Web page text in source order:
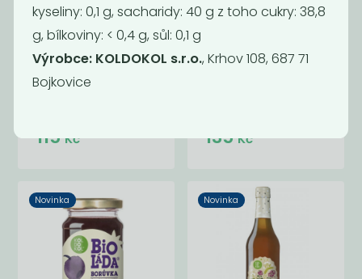
Bioláda jahoda
115Kč 135Kč
Novinka Novinka
kyseliny: 0,1 g, sacharidy: 40 g z toho cukry: 38,8
g, bílkoviny: < 0,4 g, sůl: 0,1 g
Výrobce: KOLDOKOL s.r.o., Krhov 108, 687 71
Bojkovice